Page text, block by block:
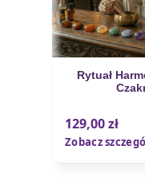
Rytuał
129,00zł
Zobacz